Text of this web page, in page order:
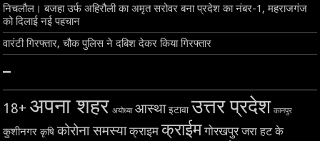
निचलौल। बजहा उर्फ अहिरौली का अमृत सरोवर बना प्रदेश का नंबर-1, महराजगंज
को दिलाई नई पहचान
वारंटी गिरफ्तार, चौक पुलिस ने दबिश देकर किया गिरफ्तार
–
18+ अपना शहर अयोध्या आस्था इटावा उत्तर प्रदेश कानपुर
कुशीनगर कृषि कोरोना समस्या क्राइम क्राईम गोरखपुर जरा हट के